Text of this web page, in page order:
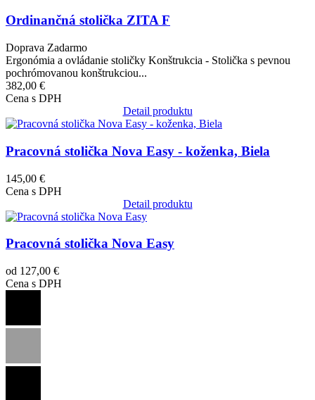
Ordinančná stolička ZITA F
Doprava Zadarmo
Ergonómia a ovládanie stoličky Konštrukcia - Stolička s pevnou
pochrómovanou konštrukciou...
382,00 €
Cena s DPH
Detail produktu
Obrázok
Pracovná stolička Nova Easy - koženka, Biela
145,00 €
Cena s DPH
Detail produktu
Obrázok
Pracovná stolička Nova Easy
od 127,00 €
Cena s DPH